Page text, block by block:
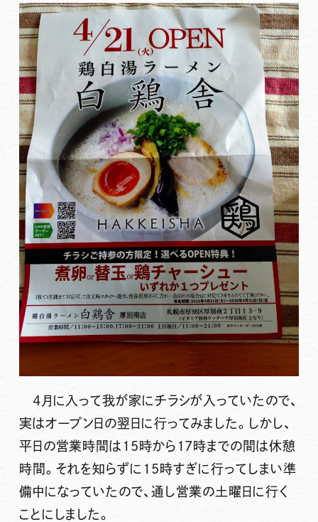
4月に入って我が家にチラシが入っていたので、
実はオープン日の翌日に行ってみました。しかし、
平日の営業時間は15時から17時までの間は休憩
時間。それを知らずに15時すぎに行ってしまい準
備中になっていたので、通し営業の土曜日に行く
ことにしました。